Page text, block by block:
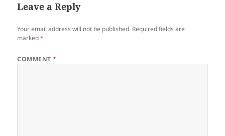
Leave a Reply
Your email address will not be published. Required fields are
marked*
COMMENT*